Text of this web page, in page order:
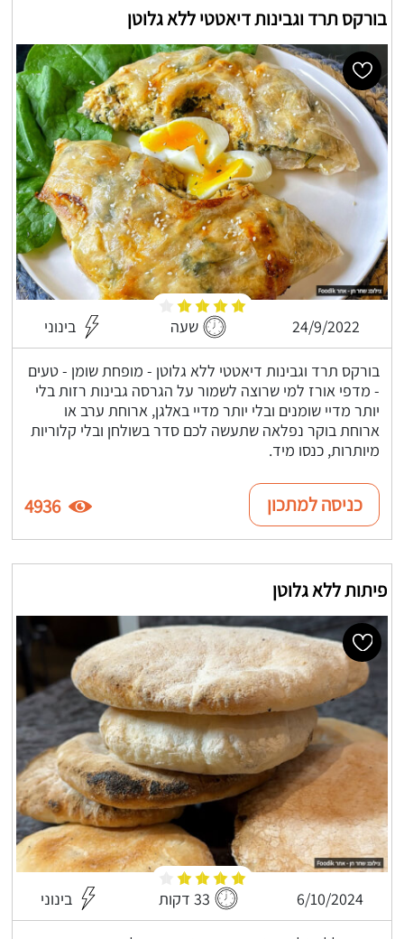
בורקס תרד וגבינות דיאטטי ללא גלוטן
24/9/2022 שעה בינוני
בורקס תרד וגבינות דיאטטי ללא גלוטן - מופחת שומן - טעים
- מדפי אורז למי שרוצה לשמור על הגרסה גבינות רזות בלי
יותר מדיי שומנים ובלי יותר מדיי באלגן, ארוחת ערב או
ארוחת בוקר נפלאה שתעשה לכם סדר בשולחן ובלי קלוריות
מיותרות, כנסו מיד.
כניסה למתכון 4936
פיתות ללא גלוטן
6/10/2024 33 דקות בינוני